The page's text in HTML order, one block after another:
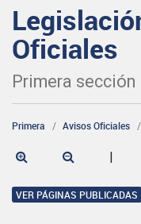
Oficiales
Primera sección
Primera Avisos Oficiales
|
VER PÁGINAS PUBLICADAS